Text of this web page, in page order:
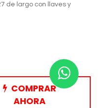
de largo con llaves y
COMPRAR
AHORA